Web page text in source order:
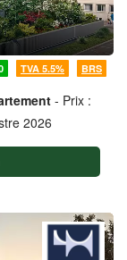
TVA 5.5% BRS
- Prix :
2026